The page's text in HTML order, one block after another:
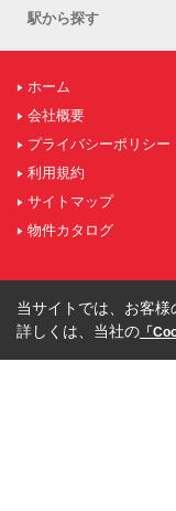
駅から探す
ホーム
会社概要
プライバシーポリシー
利用規約
サイトマップ
物件カタログ
当サイトでは、お客
詳しくは、当社の 「